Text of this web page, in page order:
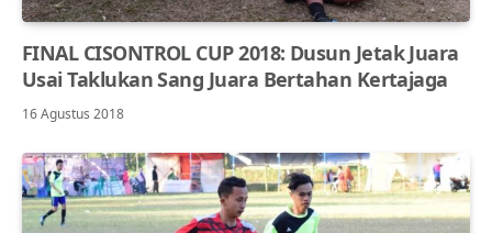
FINAL CISONTROL CUP 2018: Dusun Jetak Juara
Usai Taklukan Sang Juara Bertahan Kertajaga
16 Agustus 2018